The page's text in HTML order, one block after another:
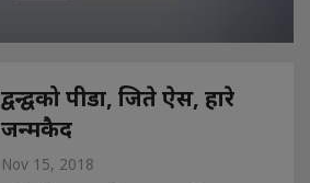
द्वन्द्वको पीडा, जिते ऐस, हारे
जन्मकैद
Nov 15, 2018